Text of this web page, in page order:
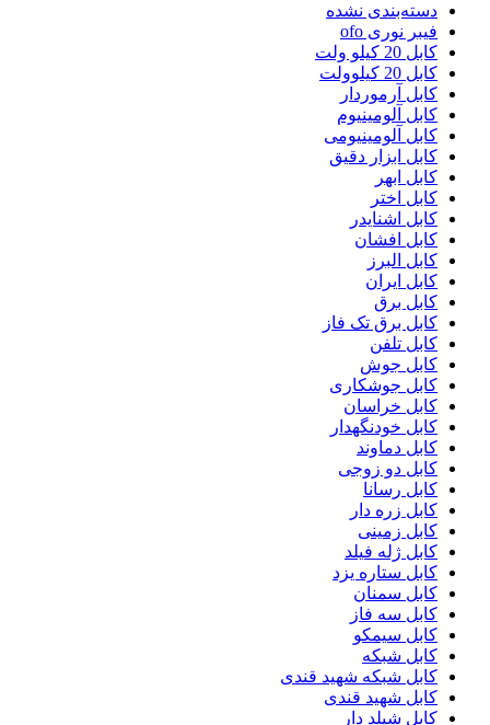
دسته‌بندی نشده
فیبر نوری ofo
کابل 20 کیلو ولت
کابل 20 کیلوولت
کابل آرموردار
کابل آلومینیوم
کابل آلومینیومی
کابل ابزار دقیق
کابل ابهر
کابل اختر
کابل اشنایدر
کابل افشان
کابل البرز
کابل ایران
کابل برق
کابل برق تک فاز
کابل تلفن
کابل جوش
کابل جوشکاری
کابل خراسان
کابل خودنگهدار
کابل دماوند
کابل دو زوجی
کابل رسانا
کابل زره دار
کابل زمینی
کابل ژله فیلد
کابل ستاره یزد
کابل سمنان
کابل سه فاز
کابل سیمکو
کابل شبکه
کابل شبکه شهید قندی
کابل شهید قندی
کابل شیلد دار